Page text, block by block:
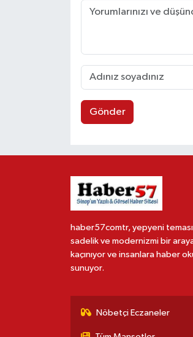
Gönder
haber57comtr, yepyeni
sadelik ve modernizmi bir
kaçınıyor ve insanlara haber
sunuyor.
Nöbetçi Eczaneler